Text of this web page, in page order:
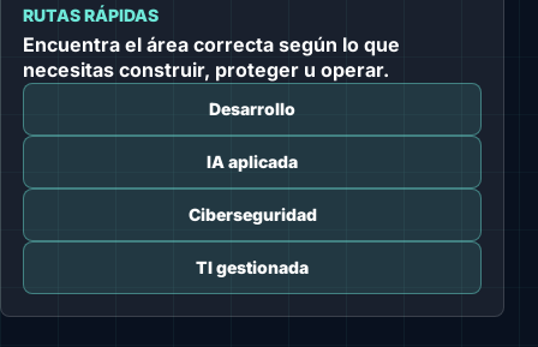
RUTAS RÁPIDAS
Encuentra el área correcta según lo que
necesitas construir, proteger u operar.
Desarrollo
IA aplicada
Ciberseguridad
TI gestionada